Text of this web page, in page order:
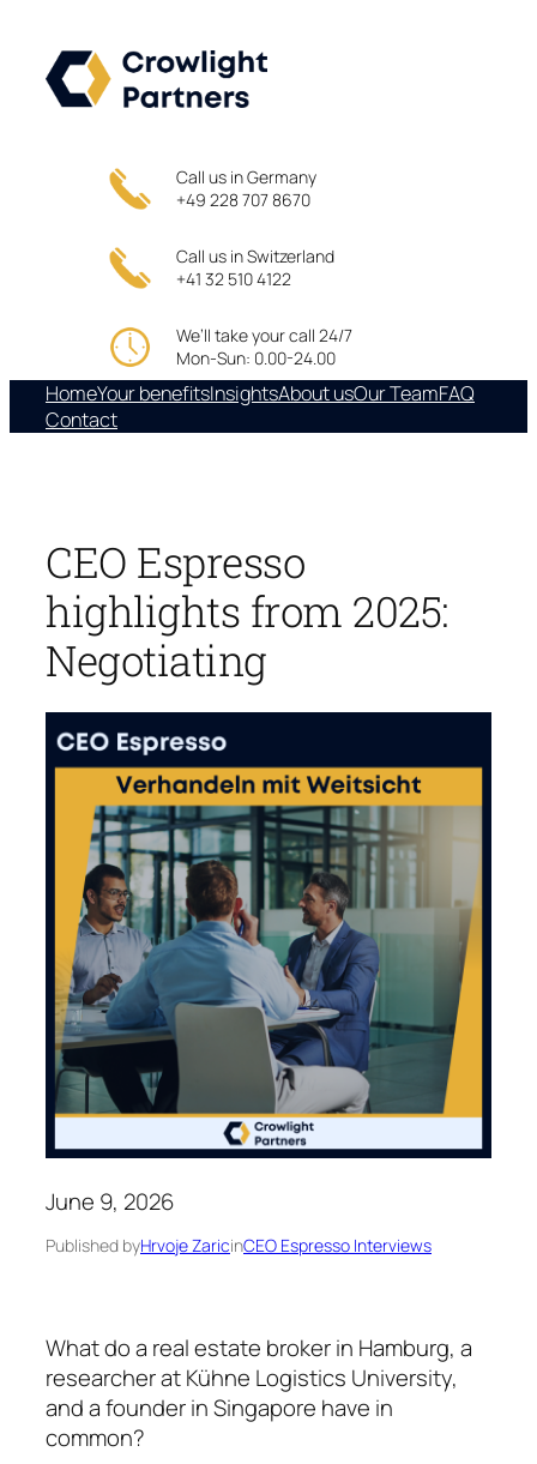
content
Call us in Germany
+49 228 707 8670
Call us in Switzerland
+41 32 510 4122
We’ll take your call 24/7
Mon-Sun: 0.00-24.00
HomeYour benefitsInsightsAbout usOur TeamFAQ
Contact
CEO Espresso
highlights from 2025:
Negotiating
June 9, 2026
Published byHrvoje ZaricinCEO Espresso Interviews
What do a real estate broker in Hamburg, a
researcher at Kühne Logistics University,
and a founder in Singapore have in
common?